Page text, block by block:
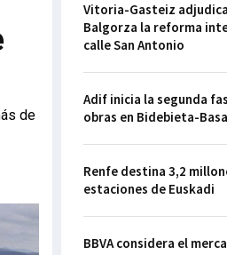
de
Vitoria-Gasteiz
Balgorza la reforma
calle San Antonio
Adif inicia la segunda
obras en Bidebieta-
Renfe destina 3,2
estaciones de Euskadi
BBVA considera el